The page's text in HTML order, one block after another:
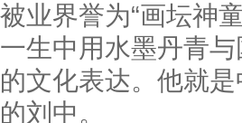
被业界誉为“画坛神
一生中用水墨丹青
的文化表达。他就
的刘中。